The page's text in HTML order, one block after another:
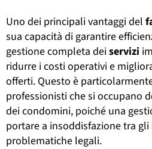
Uno dei principali vantaggi del
sua capacità di garantire
gestione completa deiservizi
ridurre i costi operativi e
offerti. Questo è
professionisti che si occupano
dei condomini, poiché una
portare a insoddisfazione tra
problematiche legali.